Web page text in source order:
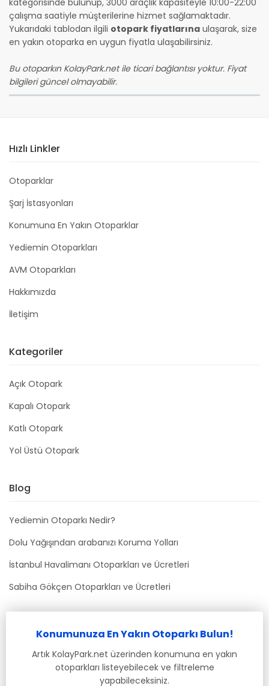
kategorisinde bulunup, 3000 araçlık kapasiteyle 10:00-22:00
çalışma saatiyle müşterilerine hizmet sağlamaktadır.
Yukarıdaki tablodan ilgili otopark fiyatlarına ulaşarak, size
en yakın otoparka en uygun fiyatla ulaşabilirsiniz.
Bu otoparkın KolayPark.net ile ticari bağlantısı yoktur. Fiyat
bilgileri güncel olmayabilir.
Hızlı Linkler
Otoparklar
Şarj İstasyonları
Konumuna En Yakın Otoparklar
Yediemin Otoparkları
AVM Otoparkları
Hakkımızda
İletişim
Kategoriler
Açık Otopark
Kapalı Otopark
Katlı Otopark
Yol Üstü Otopark
Blog
Yediemin Otoparkı Nedir?
Dolu Yağışından arabanızı Koruma Yolları
İstanbul Havalimanı Otoparkları ve Ücretleri
Sabiha Gökçen Otoparkları ve Ücretleri
Konumunuza En Yakın Otoparkı Bulun!
Artık KolayPark.net üzerinden konumuna en yakın
otoparkları listeyebilecek ve filtreleme
yapabileceksiniz.